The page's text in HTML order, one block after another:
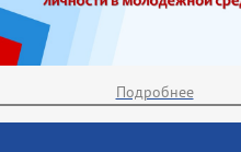
Подробнее